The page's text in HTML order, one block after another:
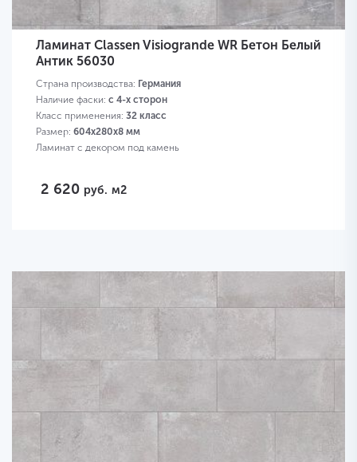
Ламинат Classen Visiogrande WR Бетон Белый
Антик 56030
Страна производства: Германия
Наличие фаски: с 4-х сторон
Класс применения: 32 класс
Размер: 604х280х8 мм
Ламинат с декором под камень
2 620 руб. м2